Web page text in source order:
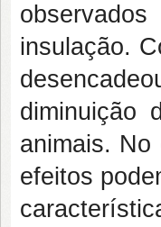
insulação.
diminuição
animais. No
efeitos